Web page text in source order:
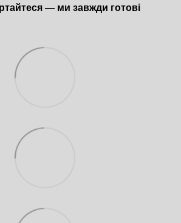
— ми завжди готові